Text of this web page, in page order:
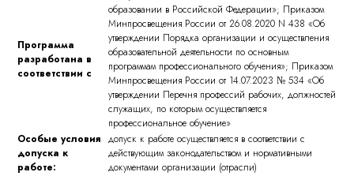
Программа
разработана в
соответствии с
образовании в Российской Федерации»; Приказом
Минпросвещения России от 26.08.2020 N 438 «Об
утверждении Порядка организации и осуществления
образовательной деятельности по основным
программам профессионального обучения»; Приказом
Минпросвещения России от 14.07.2023 № 534 «Об
утверждении Перечня профессий рабочих, должностей
служащих, по которым осуществляется
профессиональное обучение»
Особые условия
допуска к
работе:
допуск к работе осуществляется в соответствии с
действующим законодательством и нормативными
документами организации (отрасли)